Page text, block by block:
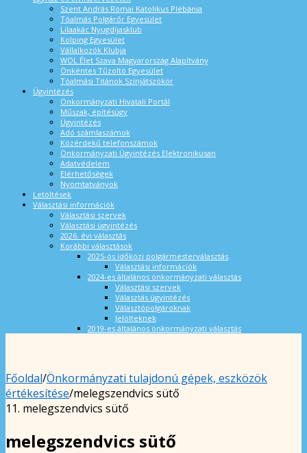
Szent András Római Katolikus Plébánia
Tóalmás Polgárőr Egyesület
Lilaakác Nyugdíjasklub
Kolping Egyesület
Vállalkozók Klubja
WOL Élet Szava Magyarország Alapítvány
Önkéntes Tűzoltó Egyesület
Tóalmási Titánok Színjátszókör
Ügyintézés
Önkormányzati Hivatali Portál
Műszak, építésügy
Ügyintézés
Adó számlaszámok
Közérdekű telefonszámok
Önkormányzati Ügyintézés Elektronikusan
Adatvédelem
Elérhetőségek
Nyomtatványok
Letöltések
Választási információk
Választási szervek
Választási ügyintézés
2026. évi választás
Korábbi választások
2025-ös időközi polgármesterválasztás
Választási információk
2024-es általános önkormányzati választás
Választási szervek
Választás ügyintézés
Választópolgároknak
Jelölteknek
2019-es általános önkormányzati választás
Főoldal/Önkormányzati tulajdonú gépek, eszközök
értékesítése/melegszendvics sütő
11. melegszendvics sütő
melegszendvics sütő